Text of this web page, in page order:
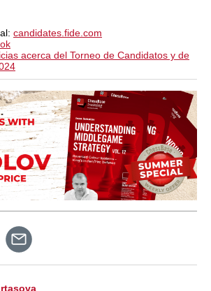
candidates.fide.com
acerca del Torneo de Candidatos y de